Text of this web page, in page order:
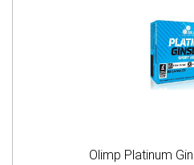
Olimp Platinum